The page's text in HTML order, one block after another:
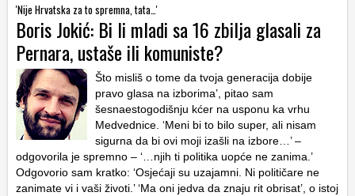
'Nije Hrvatska za to spremna, tata…'
Boris Jokić: Bi li mladi sa 16 zbilja glasali za
Pernara, ustaše ili komuniste?
Što misliš o tome da tvoja generacija dobije
pravo glasa na izborima’, pitao sam
šesnaestogodišnju kćer na usponu ka vrhu
Medvednice. ‘Meni bi to bilo super, ali nisam
sigurna da bi ovi moji izašli na izbore…’ –
odgovorila je spremno – ‘…njih ti politika uopće ne zanima.’
Odgovorio sam kratko: ‘Osjećaji su uzajamni. Ni političare ne
zanimate vi i vaši životi.’ ‘Ma oni jedva da znaju rit obrisat’, o istoj